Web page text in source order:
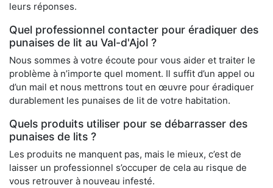
leurs réponses.
Quel professionnel contacter pour éradiquer des
punaises de lit au Val-d'Ajol ?
Nous sommes à votre écoute pour vous aider et traiter le
problème à n’importe quel moment. Il suffit d’un appel ou
d’un mail et nous mettrons tout en œuvre pour éradiquer
durablement les punaises de lit de votre habitation.
Quels produits utiliser pour se débarrasser des
punaises de lits ?
Les produits ne manquent pas, mais le mieux, c’est de
laisser un professionnel s’occuper de cela au risque de
vous retrouver à nouveau infesté.